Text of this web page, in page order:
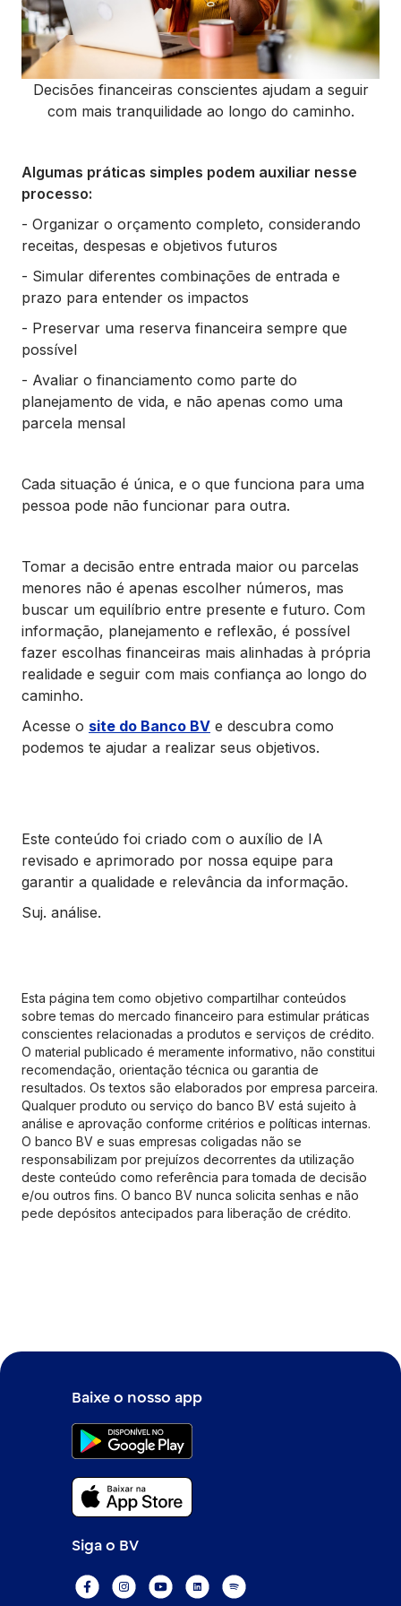
Decisões financeiras conscientes ajudam a seguir
com mais tranquilidade ao longo do caminho.
Algumas práticas simples podem auxiliar nesse
processo:
- Organizar o orçamento completo, considerando
receitas, despesas e objetivos futuros
- Simular diferentes combinações de entrada e
prazo para entender os impactos
- Preservar uma reserva financeira sempre que
possível
- Avaliar o financiamento como parte do
planejamento de vida, e não apenas como uma
parcela mensal
Cada situação é única, e o que funciona para uma
pessoa pode não funcionar para outra.
Tomar a decisão entre entrada maior ou parcelas
menores não é apenas escolher números, mas
buscar um equilíbrio entre presente e futuro. Com
informação, planejamento e reflexão, é possível
fazer escolhas financeiras mais alinhadas à própria
realidade e seguir com mais confiança ao longo do
caminho.
Acesse o site do Banco BV e descubra como
podemos te ajudar a realizar seus objetivos.
Este conteúdo foi criado com o auxílio de IA
revisado e aprimorado por nossa equipe para
garantir a qualidade e relevância da informação.
Suj. análise.
Esta página tem como objetivo compartilhar conteúdos
sobre temas do mercado financeiro para estimular práticas
conscientes relacionadas a produtos e serviços de crédito.
O material publicado é meramente informativo, não constitui
recomendação, orientação técnica ou garantia de
resultados. Os textos são elaborados por empresa parceira.
Qualquer produto ou serviço do banco BV está sujeito à
análise e aprovação conforme critérios e políticas internas.
O banco BV e suas empresas coligadas não se
responsabilizam por prejuízos decorrentes da utilização
deste conteúdo como referência para tomada de decisão
e/ou outros fins. O banco BV nunca solicita senhas e não
pede depósitos antecipados para liberação de crédito.
Baixe o nosso app
Siga o BV